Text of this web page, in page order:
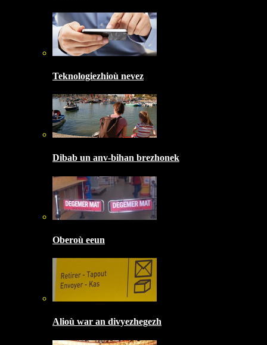
Teknologiezhioù nevez
Dibab un anv-bihan brezhonek
Oberoù eeun
Alioù war an divyezhegezh